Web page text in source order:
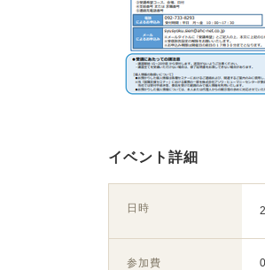
イベント詳細
日時
参加費